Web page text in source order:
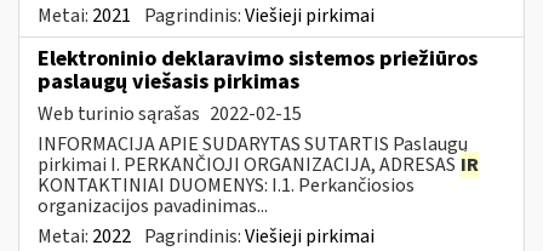
Metai: 2021 Pagrindinis:Viešieji pirkimai
Elektroninio deklaravimo sistemos priežiūros
paslaugų viešasis pirkimas
Web turinio sąrašas 2022-02-15
INFORMACIJA APIE SUDARYTAS SUTARTIS Paslaugų
pirkimai I. PERKANČIOJI ORGANIZACIJA, ADRESAS IR
KONTAKTINIAI DUOMENYS: I.1. Perkančiosios
organizacijos pavadinimas...
Metai: 2022 Pagrindinis:Viešieji pirkimai